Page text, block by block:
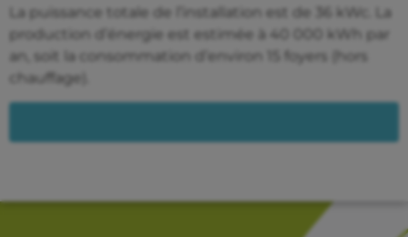
La puissance totale de l’installation est de 36 kWc. La
production d’énergie est estimée à 40 000 kWh par
an, soit la consommation d’environ 15 foyers (hors
chauffage).